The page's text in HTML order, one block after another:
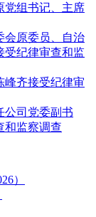
党组书记、主席
会原委员、自治
受纪律审查和监
峰齐接受纪律审
公司党委副书
和监察调查
）